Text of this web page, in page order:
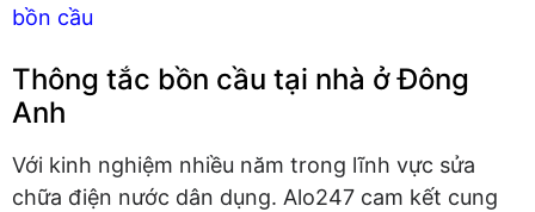
bồn cầu
Thông tắc bồn cầu tại nhà ở Đông
Anh
Với kinh nghiệm nhiều năm trong lĩnh vực sửa
chữa điện nước dân dụng. Alo247 cam kết cung